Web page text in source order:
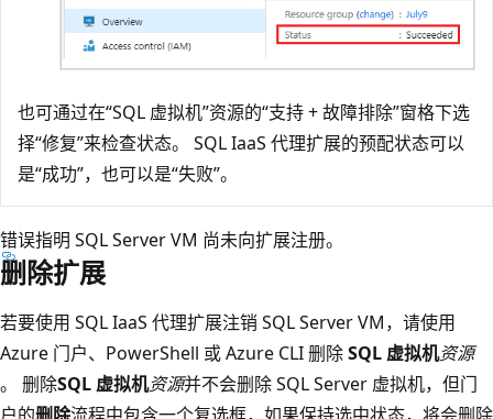
也可通过在“SQL 虚拟机”资源的“支持 + 故障排除”窗格下选
择“修复”来检查状态。 SQL IaaS 代理扩展的预配状态可以
是“成功”，也可以是“失败”。
错误指明 SQL Server VM 尚未向扩展注册。
删除扩展
若要使用 SQL IaaS 代理扩展注销 SQL Server VM，请使用
Azure 门户、PowerShell 或 Azure CLI 删除SQL 虚拟机资源
。 删除SQL 虚拟机资源并不会删除 SQL Server 虚拟机，但门